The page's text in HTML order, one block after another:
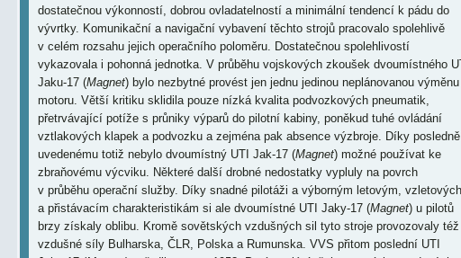
dostatečnou výkonností, dobrou ovladatelností a minimální tendencí k pádu do
vývrtky. Komunikační a navigační vybavení těchto strojů pracovalo spolehlivě
v celém rozsahu jejich operačního poloměru. Dostatečnou spolehlivostí
vykazovala i pohonná jednotka. V průběhu vojskových zkoušek dvoumístného
Jaku-17 (Magnet) bylo nezbytné provést jen jednu jedinou neplánovanou výměnu
motoru. Větší kritiku sklidila pouze nízká kvalita podvozkových pneumatik,
přetrvávající potíže s průniky výparů do pilotní kabiny, poněkud tuhé ovládání
vztlakových klapek a podvozku a zejména pak absence výzbroje. Díky posledně
uvedenému totiž nebylo dvoumístný UTI Jak-17 (Magnet) možné používat ke
zbraňovému výcviku. Některé další drobné nedostatky vypluly na povrch
v průběhu operační služby. Díky snadné pilotáži a výborným letovým, vzletových
a přistávacím charakteristikám si ale dvoumístné UTI Jaky-17 (Magnet) u pilotů
brzy získaly oblibu. Kromě sovětských vzdušných sil tyto stroje provozovaly též
vzdušné síly Bulharska, ČLR, Polska a Rumunska. VVS přitom poslední UTI